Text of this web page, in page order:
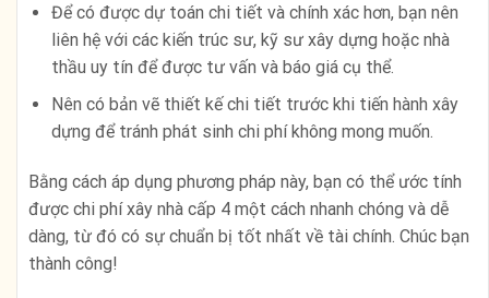
Để có được dự toán chi tiết và chính xác hơn, bạn nên
liên hệ với các kiến trúc sư, kỹ sư xây dựng hoặc nhà
thầu uy tín để được tư vấn và báo giá cụ thể.
Nên có bản vẽ thiết kế chi tiết trước khi tiến hành xây
dựng để tránh phát sinh chi phí không mong muốn.
Bằng cách áp dụng phương pháp này, bạn có thể ước tính
được chi phí xây nhà cấp 4 một cách nhanh chóng và dễ
dàng, từ đó có sự chuẩn bị tốt nhất về tài chính. Chúc bạn
thành công!